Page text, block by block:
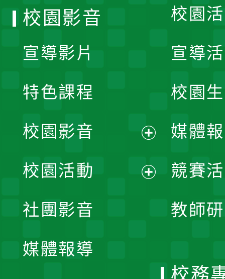
校園
宣導
校園
媒體
競賽
教師
校園影音
宣導影片
特色課程
校園影音
開
校園活動
社團影音
媒體報導
校務